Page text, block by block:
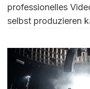
professionelles
selbst produzieren